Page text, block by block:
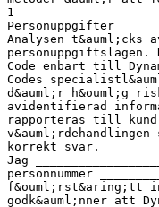
1
Personuppgifter
Analysen t&auml;cks
personuppgiftslagen.
Code enbart till
Codes
d&auml;r h&ouml;g
avidentifierad
rapporteras till kund,
v&auml;rdehandlingen
korrekt svar.
Jag
personnummer
f&ouml;rst&aring;tt
godk&auml;nner att